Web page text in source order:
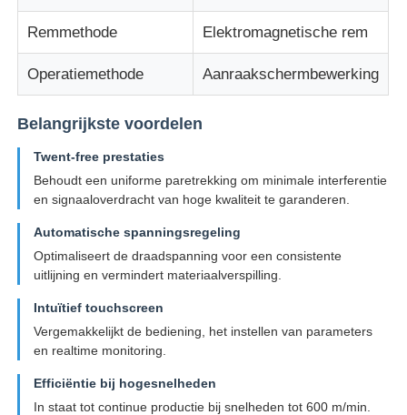
draad die machine legt
terugspoelen machine
afstand van machine
Kabelverpakkingsmachine
kabelspinmachine
met een vermogen van niet meer dan 10 W
Remmethode Elektromagnetische rem
Operatiemethode Aanraakschermbewerking
Belangrijkste voordelen
Twent-free prestaties
Behoudt een uniforme paretrekking om minimale interferentie
en signaaloverdracht van hoge kwaliteit te garanderen.
Automatische spanningsregeling
Optimaliseert de draadspanning voor een consistente
uitlijning en vermindert materiaalverspilling.
Intuïtief touchscreen
Vergemakkelijkt de bediening, het instellen van parameters
en realtime monitoring.
Efficiëntie bij hogesnelheden
In staat tot continue productie bij snelheden tot 600 m/min.